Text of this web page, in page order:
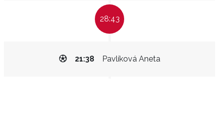
28:43
Pavlíková Aneta
21:38